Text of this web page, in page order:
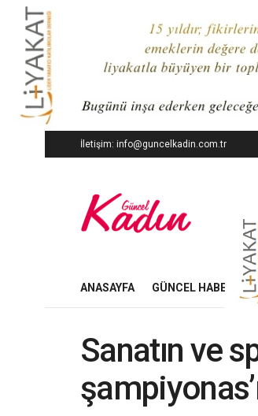
İletişim: info@guncelkadin.com.tr
ANASAYFA GÜNCEL HABERLER
Sanatın ve